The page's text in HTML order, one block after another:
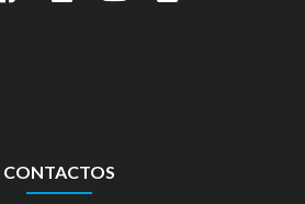
CONTACTOS